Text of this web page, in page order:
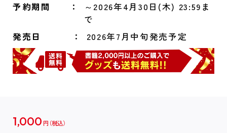
予約期間
～2026年4月30日(木) 23:59ま
で
発売日
2026年7月中旬発売予定
1,000 円